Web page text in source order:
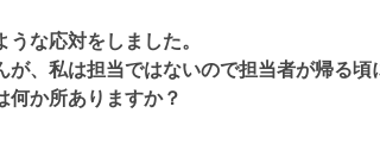
な応対をしました。
が、私は担当ではないので担当者が帰る頃
何か所ありますか？